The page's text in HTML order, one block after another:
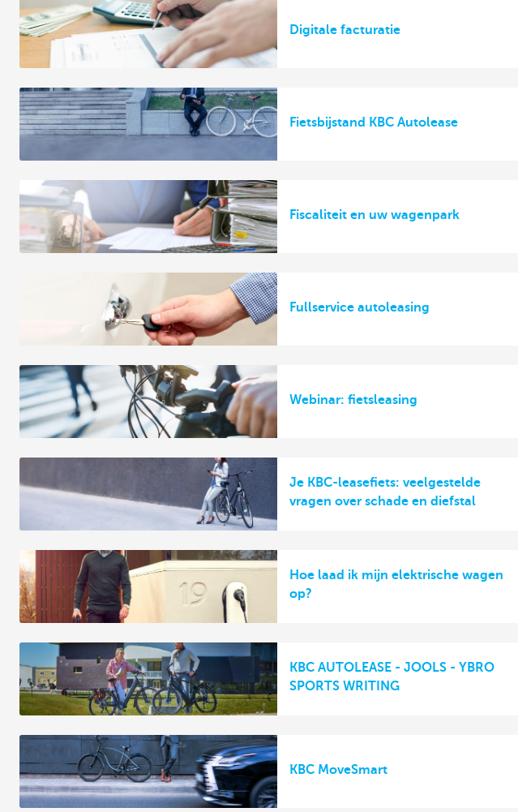
Digitale facturatie
Fietsbijstand KBC Autolease
Fiscaliteit en uw wagenpark
Fullservice autoleasing
Webinar: fietsleasing
Je KBC-leasefiets: veelgestelde
vragen over schade en diefstal
Hoe laad ik mijn elektrische wagen
op?
KBC AUTOLEASE - JOOLS - YBRO
SPORTS WRITING
KBC MoveSmart